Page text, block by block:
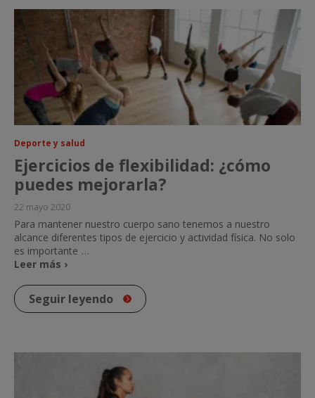
Deporte y salud
Ejercicios de flexibilidad: ¿cómo
puedes mejorarla?
22 mayo 2020
Para mantener nuestro cuerpo sano tenemos a nuestro
alcance diferentes tipos de ejercicio y actividad física. No solo
es importante …
Leer más ›
Seguir leyendo